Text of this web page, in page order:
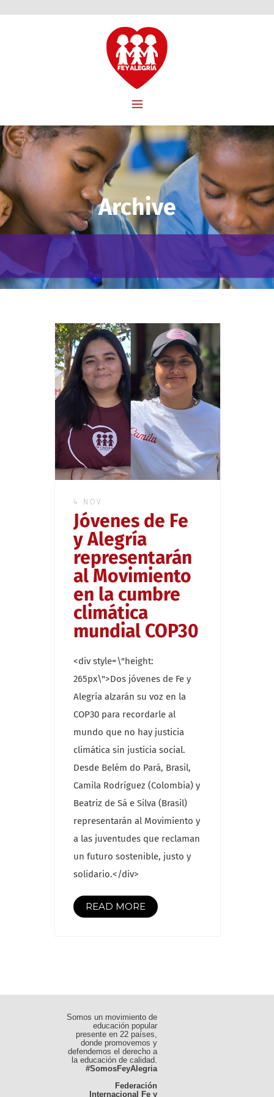
Archive
4 NOV
Jóvenes de Fe
y Alegría
representarán
al Movimiento
en la cumbre
climática
mundial COP30
<div style=\"height:
265px\">Dos jóvenes de Fe y
Alegría alzarán su voz en la
COP30 para recordarle al
mundo que no hay justicia
climática sin justicia social.
Desde Belém do Pará, Brasil,
Camila Rodríguez (Colombia) y
Beatriz de Sá e Silva (Brasil)
representarán al Movimiento y
a las juventudes que reclaman
un futuro sostenible, justo y
solidario.</div>
READ MORE
Somos un movimiento de
educación popular
presente en 22 países,
donde promovemos y
defendemos el derecho a
la educación de calidad.
#SomosFeyAlegria
Federación
Internacional Fe y